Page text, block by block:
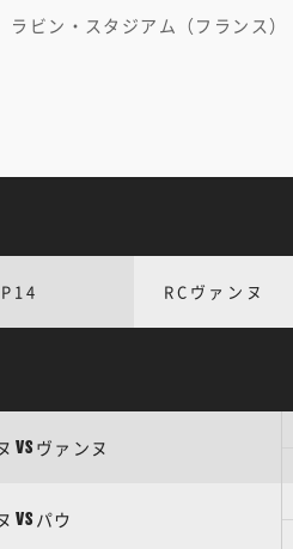
ラビン・スタジアム（フランス）
RCヴァンヌ
VS ヴァンヌ
VS パウ